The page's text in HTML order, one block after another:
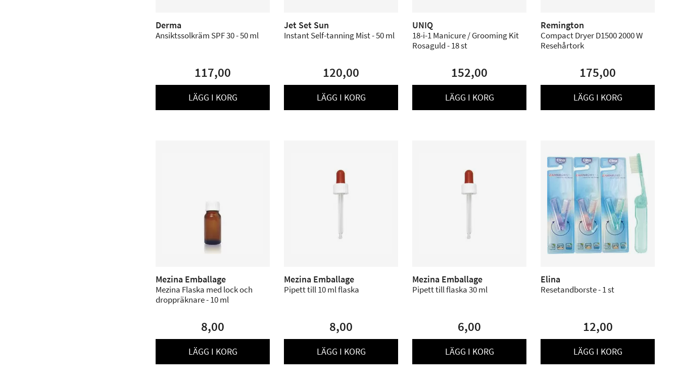
Derma
Ansiktssolkräm SPF 30 - 50 ml
117,00
LÄGG I KORG
Jet Set Sun
Instant Self-tanning Mist - 50 ml
120,00
LÄGG I KORG
UNIQ
18-i-1 Manicure / Grooming Kit
Rosaguld - 18 st
152,00
LÄGG I KORG
Remington
Compact Dryer D1500 2000 W
Resehårtork
175,00
LÄGG I KORG
Mezina Emballage
Mezina Flaska med lock och
droppräknare - 10 ml
8,00
LÄGG I KORG
Mezina Emballage
Pipett till 10 ml flaska
8,00
LÄGG I KORG
Mezina Emballage
Pipett till flaska 30 ml
6,00
LÄGG I KORG
Elina
Resetandborste - 1 st
12,00
LÄGG I KORG